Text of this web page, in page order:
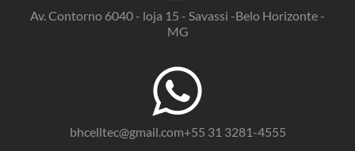
Av. Contorno 6040 - loja 15 - Savassi -Belo Horizonte -
MG
bhcelltec@gmail.com+55 31 3281-4555